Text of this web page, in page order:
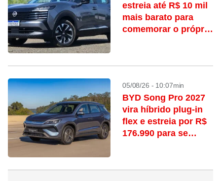
estreia até R$ 10 mil
mais barato para
comemorar o próprio
05/08/26 - 10:07min
BYD Song Pro 2027
vira híbrido plug-in
flex e estreia por R$
176.990 para se